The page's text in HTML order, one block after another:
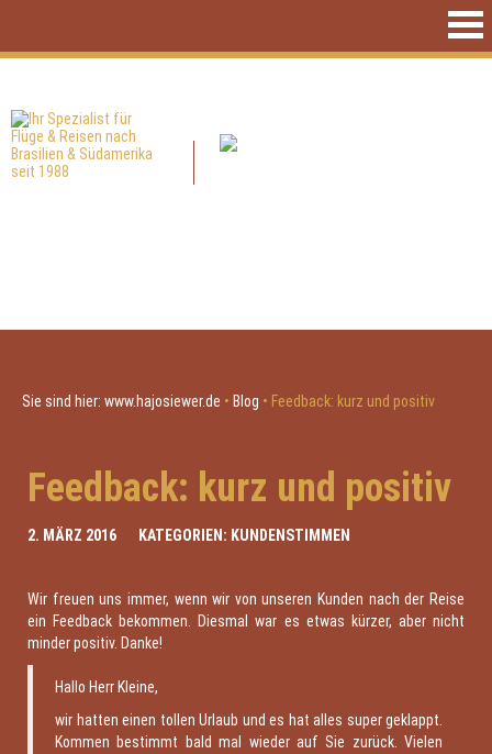
Sie sind hier: www.hajosiewer.de • Blog • Feedback: kurz und positiv
Feedback: kurz und positiv
2. MÄRZ 2016 KATEGORIEN: KUNDENSTIMMEN
Wir freuen uns immer, wenn wir von unseren Kunden nach der Reise
ein Feedback bekommen. Diesmal war es etwas kürzer, aber nicht
minder positiv. Danke!
Hallo Herr Kleine,
wir hatten einen tollen Urlaub und es hat alles super geklappt.
Kommen bestimmt bald mal wieder auf Sie zurück. Vielen